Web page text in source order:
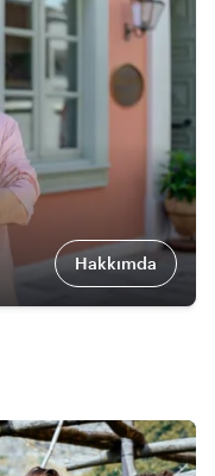
Hakkımda